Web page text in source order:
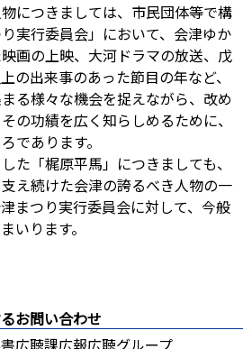
につきましては、市民団体等で構
実行委員会」において、会津ゆか
画の上映、大河ドラマの放送、戊
の出来事のあった節目の年など、
る様々な機会を捉えながら、改め
の功績を広く知らしめるために、
であります。
た「梶原平馬」につきましても、
え続けた会津の誇るべき人物の一
まつり実行委員会に対して、今般
いります。
お問い合わせ
広聴課広報広聴グループ